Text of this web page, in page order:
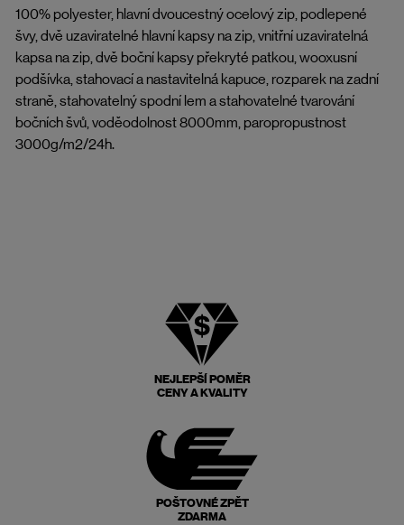
100% polyester, hlavní dvoucestný ocelový zip, podlepené
švy, dvě uzaviratelné hlavní kapsy na zip, vnitřní uzaviratelná
kapsa na zip, dvě boční kapsy překryté patkou, wooxusní
podšívka, stahovací a nastavitelná kapuce, rozparek na zadní
straně, stahovatelný spodní lem a stahovatelné tvarování
bočních švů, voděodolnost 8000mm, paropropustnost
3000g/m2/24h.
NEJLEPŠÍ POMĚR
CENY A KVALITY
POŠTOVNÉ ZPĚT
ZDARMA